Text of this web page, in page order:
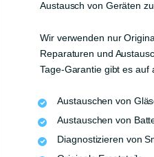
UND
PC
5G DSL &
Austausch von Geräten
Wir verwenden nur
Reparaturen und
Tage-Garantie gibt es auf
Austauschen von
Austauschen von
Diagnostizieren von